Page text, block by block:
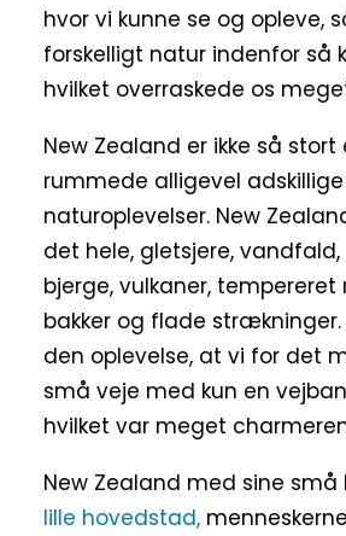
hvor vi kunne se og opleve,
forskelligt natur indenfor så
hvilket overraskede os
New Zealand er ikke så
rummede alligevel
naturoplevelser. New
det hele, gletsjere, vandfald,
bjerge, vulkaner, tempereret
bakker og flade strækninger.
den oplevelse, at vi for det
små veje med kun en
hvilket var meget
New Zealand med sine små
lille hovedstad,